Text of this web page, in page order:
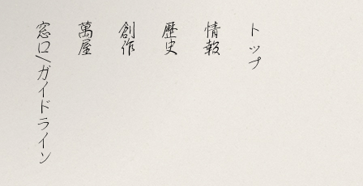
窓口/ガイドライン 萬屋 創作 歴史 情報 トップ